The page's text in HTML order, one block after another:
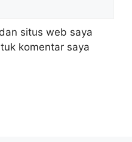
situs web saya
komentar saya